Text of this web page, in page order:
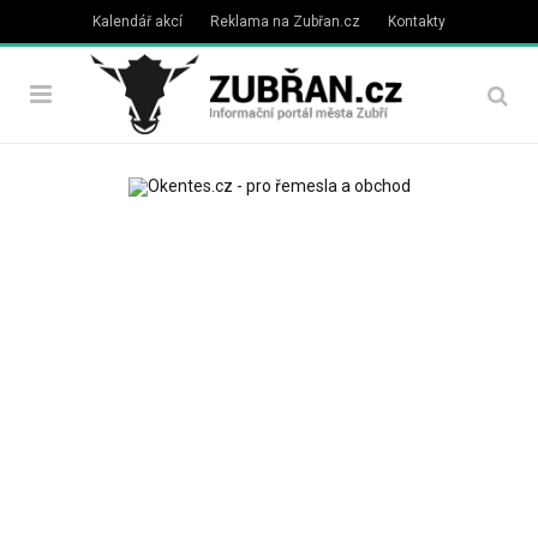
Kalendář akcí Reklama na Zubřan.cz Kontakty